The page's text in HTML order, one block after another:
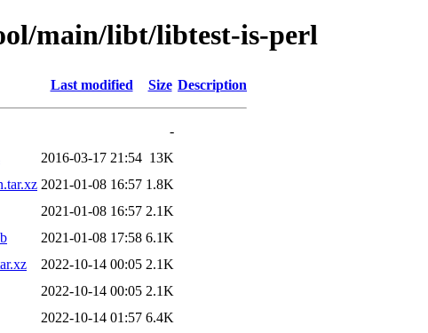
main/libt/libtest-is-perl
Last modified Size Description
-
2016-03-17 21:54 13K
2021-01-08 16:57 1.8K
2021-01-08 16:57 2.1K
2021-01-08 17:58 6.1K
2022-10-14 00:05 2.1K
2022-10-14 00:05 2.1K
2022-10-14 01:57 6.4K